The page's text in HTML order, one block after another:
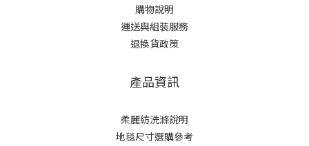
購物說明
運送與組裝服務
退換貨政策
產品資訊
柔麗紡洗滌說明
地毯尺寸選購參考